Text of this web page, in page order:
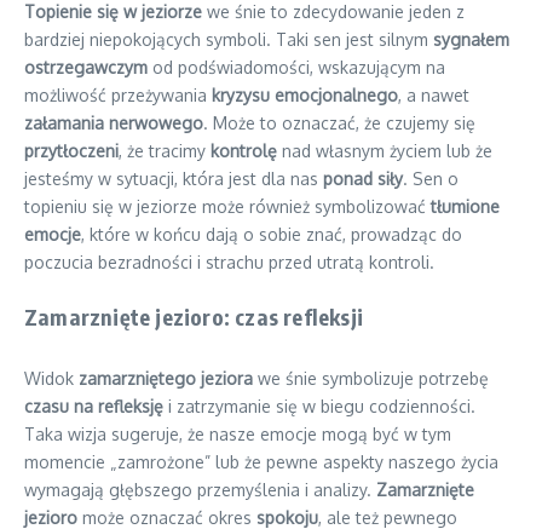
Topienie się w jeziorze we śnie to zdecydowanie jeden z
bardziej niepokojących symboli. Taki sen jest silnym sygnałem
ostrzegawczym od podświadomości, wskazującym na
możliwość przeżywania kryzysu emocjonalnego, a nawet
załamania nerwowego. Może to oznaczać, że czujemy się
przytłoczeni, że tracimy kontrolę nad własnym życiem lub że
jesteśmy w sytuacji, która jest dla nas ponad siły. Sen o
topieniu się w jeziorze może również symbolizowaćtłumione
emocje, które w końcu dają o sobie znać, prowadząc do
poczucia bezradności i strachu przed utratą kontroli.
Zamarznięte jezioro: czas refleksji
Widok zamarzniętego jeziora we śnie symbolizuje potrzebę
czasu na refleksję i zatrzymanie się w biegu codzienności.
Taka wizja sugeruje, że nasze emocje mogą być w tym
momencie „zamrożone” lub że pewne aspekty naszego życia
wymagają głębszego przemyślenia i analizy. Zamarznięte
jezioro może oznaczać okres spokoju, ale też pewnego